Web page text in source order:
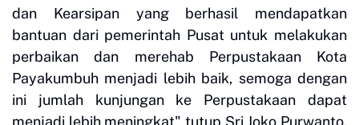
dan Kearsipan yang berhasil mendapatkan
bantuan dari pemerintah Pusat untuk melakukan
perbaikan dan merehab Perpustakaan Kota
Payakumbuh menjadi lebih baik, semoga dengan
ini jumlah kunjungan ke Perpustakaan dapat
menjadi lebih meningkat" tutup Sri Joko Purwanto.